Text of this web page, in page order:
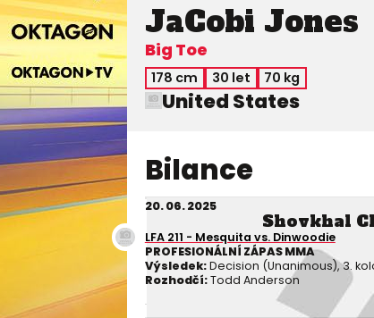
JaCobi Jones
Big Toe
178 cm 30 let 70 kg
United States
Bilance
20. 06. 2025
Shovkhal
LFA 211 - Mesquita vs. Dinwoodie
PROFESIONÁLNÍ ZÁPAS MMA
Výsledek:Decision (Unanimous), 3.
Rozhodčí:Todd Anderson